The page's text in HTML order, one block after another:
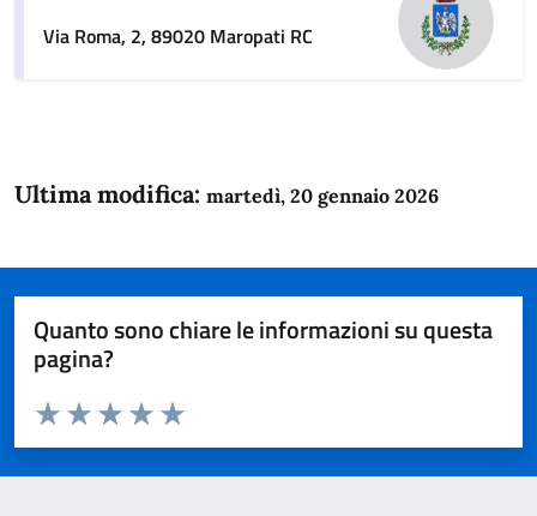
Via Roma, 2, 89020 Maropati RC
Ultima modifica: martedì, 20 gennaio 2026
Quanto sono chiare le informazioni su questa
pagina?
Domanda
Valuta da 1 a 5 stelle la pagina
Valuta 5 stelle su 5
Valuta 4 stelle su 5
Valuta 3 stelle su 5
Valuta 2 stelle su 5
Valuta 1 stelle su 5